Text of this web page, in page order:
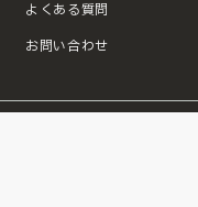
よくある質問
お問い合わせ